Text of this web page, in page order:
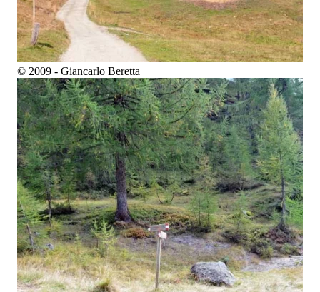
© 2009 - Giancarlo Beretta